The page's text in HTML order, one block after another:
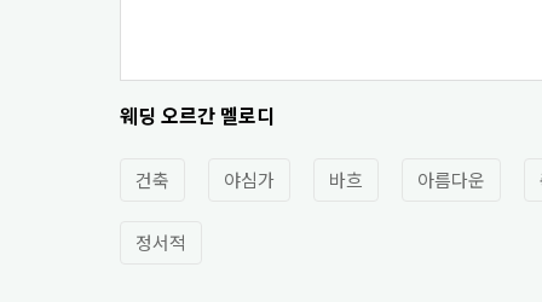
웨딩 오르간 멜로디
건축 야심가 바흐 아름다운
정서적